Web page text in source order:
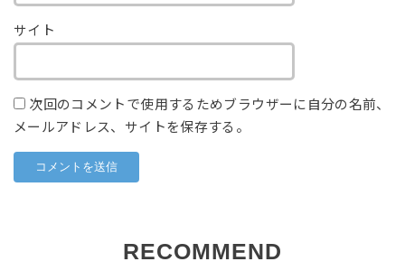
サイト
次回のコメントで使用するためブラウザーに自分の名前、
メールアドレス、サイトを保存する。
RECOMMEND